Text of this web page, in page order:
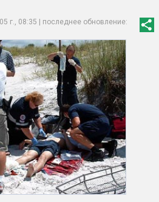
г., 08:35 | последнее обновление: